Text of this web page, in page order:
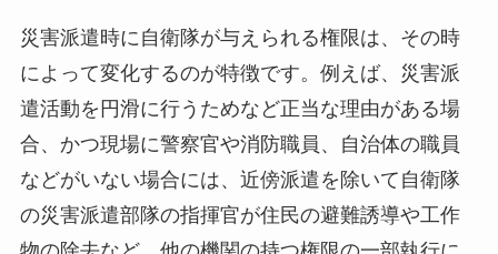
災害派遣時に自衛隊が与えられる権限は、その時
によって変化するのが特徴です。例えば、災害派
遣活動を円滑に行うためなど正当な理由がある場
合、かつ現場に警察官や消防職員、自治体の職員
などがいない場合には、近傍派遣を除いて自衛隊
の災害派遣部隊の指揮官が住民の避難誘導や工作